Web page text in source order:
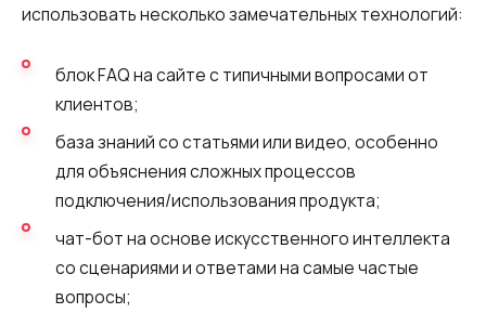
использовать несколько замечательных технологий:
блок FAQ на сайте с типичными вопросами от
клиентов;
база знаний со статьями или видео, особенно
для объяснения сложных процессов
подключения/использования продукта;
чат-бот на основе искусственного интеллекта
со сценариями и ответами на самые частые
вопросы;
Ім'я
Номер телефона
Заказать звонок
Ваше имя
Заказать интеграцию
Ваше имя
Заказать Тест Драйв
Ваше имя
Нужна
помощь
с выбором?